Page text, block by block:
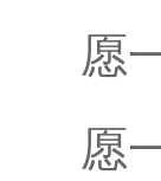
愿
愿